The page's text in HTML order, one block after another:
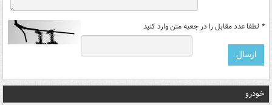
* لطفا عدد مقابل را در جعبه متن وارد کنید
خودرو